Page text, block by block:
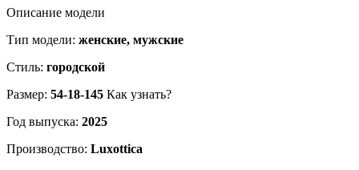
Описание модели
Тип модели: женские, мужские
Стиль: городской
Размер: 54-18-145 Как узнать?
Год выпуска: 2025
Производство: Luxottica